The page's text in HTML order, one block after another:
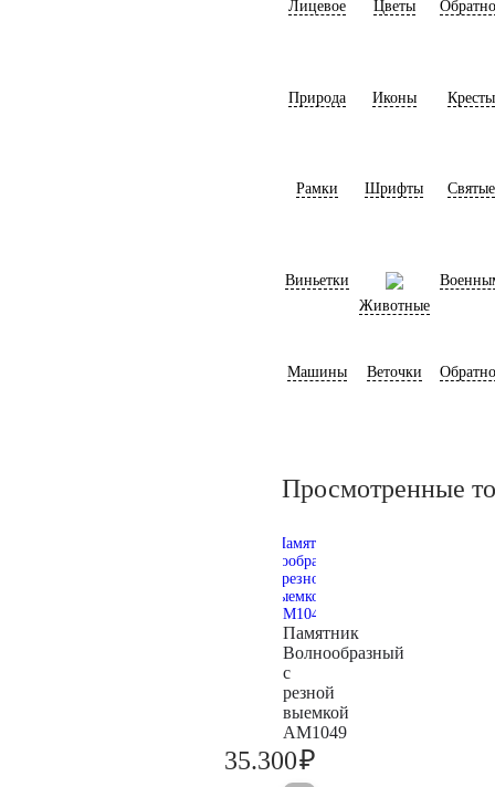
Лицевое Цветы
Природа Иконы Кресты
Рамки Шрифты Святые
Виньетки
Животные
Машины Веточки
Просмотренные
Памятник
Волнообразный
с
резной
выемкой
AM1049
35.300₽